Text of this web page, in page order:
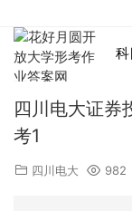
四川电大证券
考1
四川电大 982